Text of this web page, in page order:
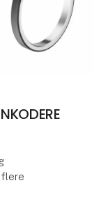
flere